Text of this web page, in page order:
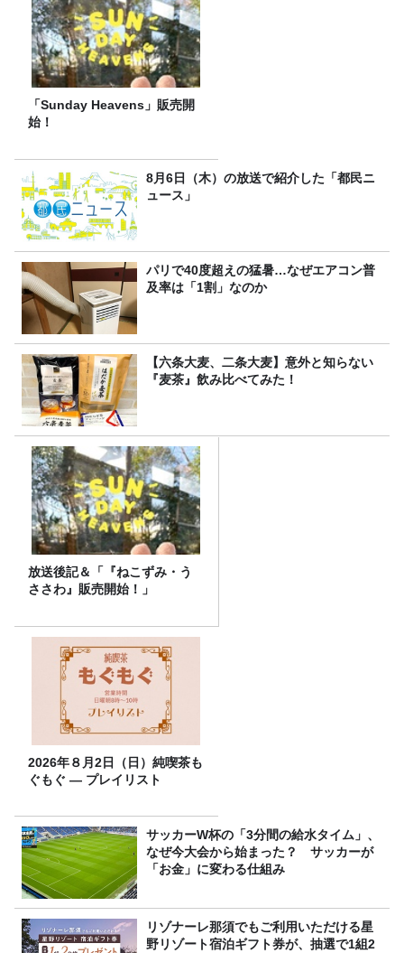
「Sunday Heavens」販売開
始！
8月6日（木）の放送で紹介した「都民ニ
ュース」
パリで40度超えの猛暑…なぜエアコン普
及率は「1割」なのか
【六条大麦、二条大麦】意外と知らない
『麦茶』飲み比べてみた！
放送後記＆「『ねこずみ・う
ささわ』販売開始！」
2026年８月2日（日）純喫茶も
ぐもぐ ― プレイリスト
サッカーW杯の「3分間の給水タイム」、
なぜ今大会から始まった？ サッカーが
「お金」に変わる仕組み
リゾナーレ那須でもご利用いただける星
野リゾート宿泊ギフト券が、抽選で1組2